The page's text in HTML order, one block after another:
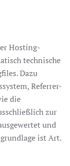
Hosting-
technische
Dazu
Referrer-
die
zur
und
ist Art.